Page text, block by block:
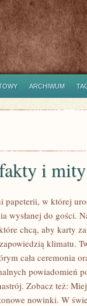
ARCHIWUM
i
papeterii, w której
wysłanej do gości.
chcą, aby karty
klimatu.
cała ceremonia
powiadomień
Zobacz też:
nowinki. W